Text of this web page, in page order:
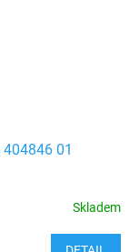
01
Skladem